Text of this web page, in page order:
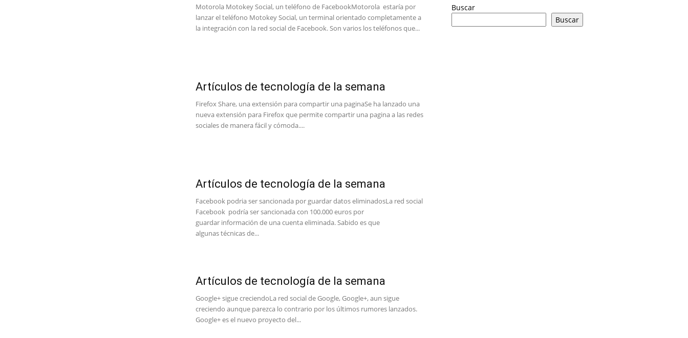
Mundo
Motorola Motokey Social, un teléfono de FacebookMotorola estaría por
lanzar el teléfono Motokey Social, un terminal orientado completamente a
la integración con la red social de Facebook. Son varios los teléfonos que...
Artículos de tecnología de la semana
Firefox Share, una extensión para compartir una paginaSe ha lanzado una
nueva extensión para Firefox que permite compartir una pagina a las redes
sociales de manera fácil y cómoda....
Artículos de tecnología de la semana
Facebook podria ser sancionada por guardar datos eliminadosLa red social
Facebook podría ser sancionada con 100.000 euros por
guardar información de una cuenta eliminada. Sabido es que
algunas técnicas de...
Artículos de tecnología de la semana
Google+ sigue creciendoLa red social de Google, Google+, aun sigue
creciendo aunque parezca lo contrario por los últimos rumores lanzados.
Google+ es el nuevo proyecto del...
Buscar
Buscar